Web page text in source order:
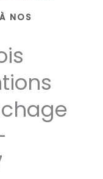
NOS